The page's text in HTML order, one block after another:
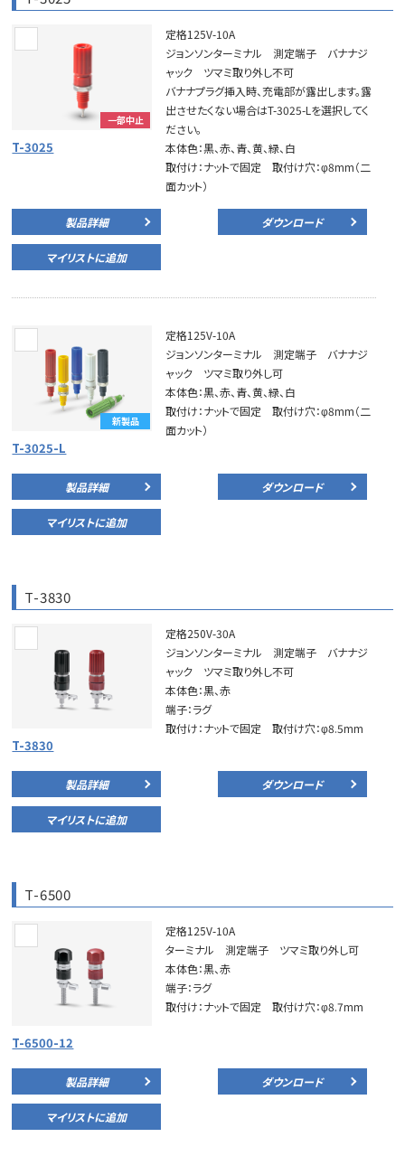
一部中止
T-3025
定格125V-10A
ジョンソンターミナル 測定端子 バナナジ
ャック ツマミ取り外し不可
バナナプラグ挿入時、充電部が露出します。露
出させたくない場合はT-3025-Lを選択してく
ださい。
本体色：黒、赤、青、黄、緑、白
取付け：ナットで固定 取付け穴：φ8mm（二
面カット）
製品詳細 ダウンロード
マイリストに追加
新製品
T-3025-L
定格125V-10A
ジョンソンターミナル 測定端子 バナナジ
ャック ツマミ取り外し可
本体色：黒、赤、青、黄、緑、白
取付け：ナットで固定 取付け穴：φ8mm（二
面カット）
製品詳細 ダウンロード
マイリストに追加
T-3830
T-3830
定格250V-30A
ジョンソンターミナル 測定端子 バナナジ
ャック ツマミ取り外し不可
本体色：黒、赤
端子：ラグ
取付け：ナットで固定 取付け穴：φ8.5mm
製品詳細 ダウンロード
マイリストに追加
T-6500
T-6500-12
定格125V-10A
ターミナル 測定端子 ツマミ取り外し可
本体色：黒、赤
端子：ラグ
取付け：ナットで固定 取付け穴：φ8.7mm
製品詳細 ダウンロード
マイリストに追加